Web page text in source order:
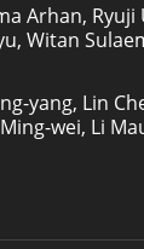
Arhan,
Witan
yang, Lin
wei, Li